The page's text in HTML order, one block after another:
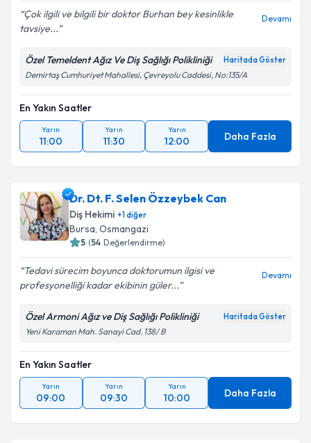
Çok ilgili ve bilgili bir doktor Burhan bey kesinlikle
tavsiye...
Devamı
Özel Temeldent Ağız Ve Diş Sağlığı Polikliniği Haritada Göster
Demirtaş Cumhuriyet Mahallesi, Çevreyolu Caddesi, No:135/A
En Yakın Saatler
Yarın
11:00
Yarın
11:30
Yarın
12:00 Daha Fazla
Dr. Dt. F. Selen Özzeybek Can
Diş Hekimi +1diğer
Bursa, Osmangazi
5 (54 Değerlendirme)
Tedavi sürecim boyunca doktorumun ilgisi ve
profesyonelliği kadar ekibinin güler...
Devamı
Özel Armoni Ağız ve Diş Sağlığı Polikliniği Haritada Göster
Yeni Karaman Mah. Sanayi Cad. 138/ B
En Yakın Saatler
Yarın
09:00
Yarın
09:30
Yarın
10:00 Daha Fazla